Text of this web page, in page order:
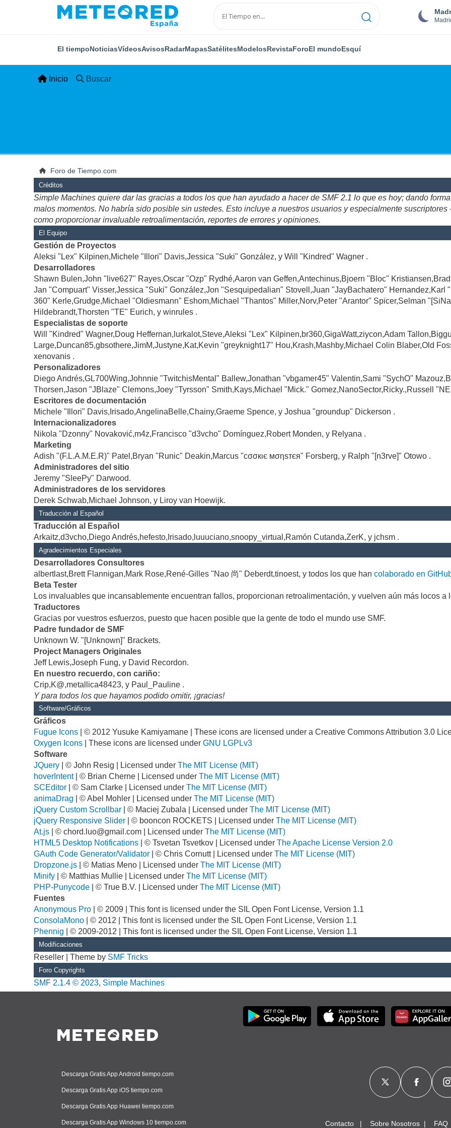
El tiempoNoticiasVídeosAvisosRadarMapasSatélitesModelosRevistaForoEl mundoEsquí
Inicio Buscar
Foro de Tiempo.com
Créditos
Simple Machines quiere dar las gracias a todos los que han ayudado a hacer de SMF 2.1 lo que es hoy; dando
malos momentos. No habría sido posible sin ustedes. Esto incluye a nuestros usuarios y especialmente
como proporcionar invaluable retroalimentación, reportes de errores y opiniones.
El Equipo
Gestión de Proyectos
Aleksi "Lex" Kilpinen,Michele "Illori" Davis,Jessica "Suki" González, y Will "Kindred" Wagner .
Desarrolladores
Shawn Bulen,John "live627" Rayes,Oscar "Ozp" Rydhé,Aaron van Geffen,Antechinus,Bjoern "Bloc"
Jan "Compuart" Visser,Jessica "Suki" González,Jon "Sesquipedalian" Stovell,Juan "JayBachatero"
360" Kerle,Grudge,Michael "Oldiesmann" Eshom,Michael "Thantos" Miller,Norv,Peter "Arantor" Spicer,Selman
Hildebrandt,Thorsten "TE" Eurich, y winrules .
Especialistas de soporte
Will "Kindred" Wagner,Doug Heffernan,lurkalot,Steve,Aleksi "Lex" Kilpinen,br360,GigaWatt,ziycon,Adam
Large,Duncan85,gbsothere,JimM,Justyne,Kat,Kevin "greyknight17" Hou,Krash,Mashby,Michael Colin Blaber,Old
xenovanis .
Personalizadores
Diego Andrés,GL700Wing,Johnnie "TwitchisMental" Ballew,Jonathan "vbgamer45" Valentin,Sami "SychO"
Thorsen,Jason "JBlaze" Clemons,Joey "Tyrsson" Smith,Kays,Michael "Mick." Gomez,NanoSector,Ricky.,Russell
Escritores de documentación
Michele "Illori" Davis,Irisado,AngelinaBelle,Chainy,Graeme Spence, y Joshua "groundup" Dickerson .
Internacionalizadores
Nikola "Dzonny" Novaković,m4z,Francisco "d3vcho" Domínguez,Robert Monden, y Relyana .
Marketing
Adish "(F.L.A.M.E.R)" Patel,Bryan "Runic" Deakin,Marcus "cσσкιє мσηѕтєя" Forsberg, y Ralph "[n3rve]" Otowo .
Administradores del sitio
Jeremy "SleePy" Darwood.
Administradores de los servidores
Derek Schwab,Michael Johnson, y Liroy van Hoewijk.
Traducción al Español
Traducción al Español
Arkaitz,d3vcho,Diego Andrés,hefesto,Irisado,luuuciano,snoopy_virtual,Ramón Cutanda,ZerK, y jchsm .
Agradecimientos Especiales
Desarrolladores Consultores
albertlast,Brett Flannigan,Mark Rose,René-Gilles "Nao 尚" Deberdt,tinoest, y todos los que hancolaborado en
Beta Tester
Los invaluables que incansablemente encuentran fallos, proporcionan retroalimentación, y vuelven aún más locos a
Traductores
Gracias por vuestros esfuerzos, puesto que hacen posible que la gente de todo el mundo use SMF.
Padre fundador de SMF
Unknown W. "[Unknown]" Brackets.
Project Managers Originales
Jeff Lewis,Joseph Fung, y David Recordon.
En nuestro recuerdo, con cariño:
Crip,K@,metallica48423, y Paul_Pauline .
Y para todos los que hayamos podido omitir, ¡gracias!
Software/Gráficos
Gráficos
Fugue Icons | © 2012 Yusuke Kamiyamane | These icons are licensed under a Creative Commons Attribution 3.0
Oxygen Icons | These icons are licensed underGNU LGPLv3
Software
JQuery | © John Resig | Licensed underThe MIT License (MIT)
hoverIntent| © Brian Cherne | Licensed underThe MIT License (MIT)
SCEditor | © Sam Clarke | Licensed underThe MIT License (MIT)
animaDrag | © Abel Mohler | Licensed underThe MIT License (MIT)
jQuery Custom Scrollbar | © Maciej Zubala | Licensed underThe MIT License (MIT)
jQuery Responsive Slider | © booncon ROCKETS | Licensed underThe MIT License (MIT)
At.js | ©chord.luo@gmail.com | Licensed underThe MIT License (MIT)
HTML5 Desktop Notifications | © Tsvetan Tsvetkov | Licensed underThe Apache License Version 2.0
GAuth Code Generator/Validator | © Chris Cornutt | Licensed underThe MIT License (MIT)
Dropzone.js | © Matias Meno | Licensed underThe MIT License (MIT)
Minify | © Matthias Mullie | Licensed underThe MIT License (MIT)
PHP-Punycode | © True B.V. | Licensed underThe MIT License (MIT)
Fuentes
Anonymous Pro | © 2009 | This font is licensed under the SIL Open Font License, Version 1.1
ConsolaMono | © 2012 | This font is licensed under the SIL Open Font License, Version 1.1
Phennig | © 2009-2012 | This font is licensed under the SIL Open Font License, Version 1.1
Modificaciones
Reseller | Theme by SMF Tricks
Foro Copyrights
SMF 2.1.4 © 2023, Simple Machines
Descarga Gratis App Android tiempo.com
Descarga Gratis App iOS tiempo.com
Descarga Gratis App Huawei tiempo.com
Descarga Gratis App Windows 10 tiempo.com Contacto Sobre Nosotros FAQ